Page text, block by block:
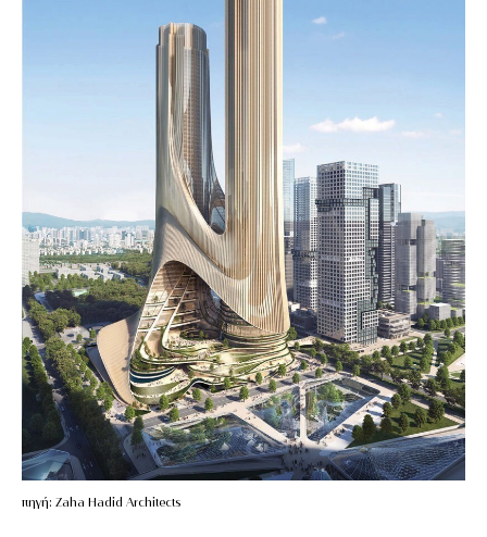
πηγή: Zaha Hadid Architects